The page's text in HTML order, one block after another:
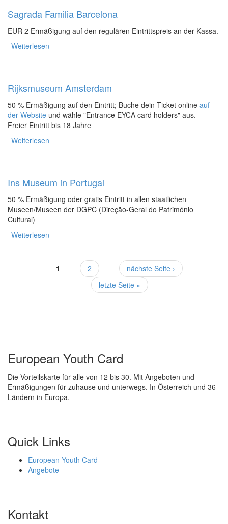
Sagrada Familia Barcelona
EUR 2 Ermäßigung auf den regulären Eintrittspreis an der Kassa.
Weiterlesen
Rijksmuseum Amsterdam
50 % Ermäßigung auf den Eintritt; Buche dein Ticket online auf
der Website und wähle "Entrance EYCA card holders" aus.
Freier Eintritt bis 18 Jahre
Weiterlesen
Ins Museum in Portugal
50 % Ermäßigung oder gratis Eintritt in allen staatlichen
Museen/Museen der DGPC (Direção-Geral do Património
Cultural)
Weiterlesen
1 2
nächste Seite ›
letzte Seite »
European Youth Card
Die Vorteilskarte für alle von 12 bis 30. Mit Angeboten und
Ermäßigungen für zuhause und unterwegs. In Österreich und 36
Ländern in Europa.
Quick Links
European Youth Card
Angebote
Kontakt